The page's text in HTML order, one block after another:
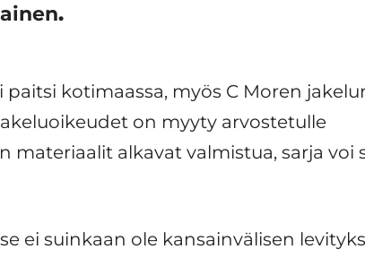
.
kotimaassa, myös C Moren
on myyty arvostetulle
materiaalit alkavat valmistua, sarja voi
ei suinkaan ole kansainvälisen